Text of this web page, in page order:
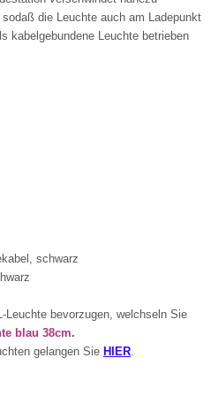
die Leuchte auch am Ladepunkt
kabelgebundene Leuchte betrieben
schwarz
Leuchte bevorzugen, welchseln Sie
blau 38cm.
gelangen Sie HIER.